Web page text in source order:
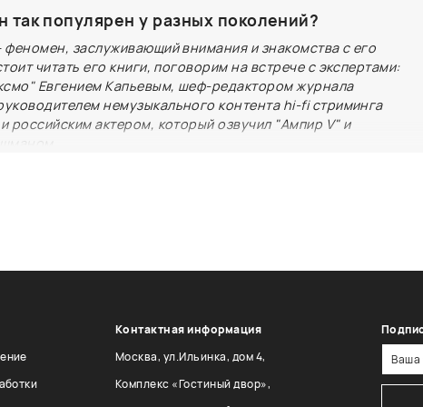
опыта, "Читай-город" активно внедряет
позволяют получить больше впечатлений от
темы: - сервис "Я в магазине", который позволяет
прямо на полке магазина; - новый сервис
искусственном интеллекте, который учитывает
- модели быстрой доставки заказов из
популярен у разных поколений?
феномен, заслуживающий внимания и знакомства с его
читать его книги, поговорим на встрече с экспертами:
Евгением Капьевым, шеф-редактором журнала
немузыкального контента hi-fi стриминга
российским актером, который озвучил "Ампир V" и
Контактная информация
Москва, ул.Ильинка, дом 4,
Комплекс «Гостиный двор»,